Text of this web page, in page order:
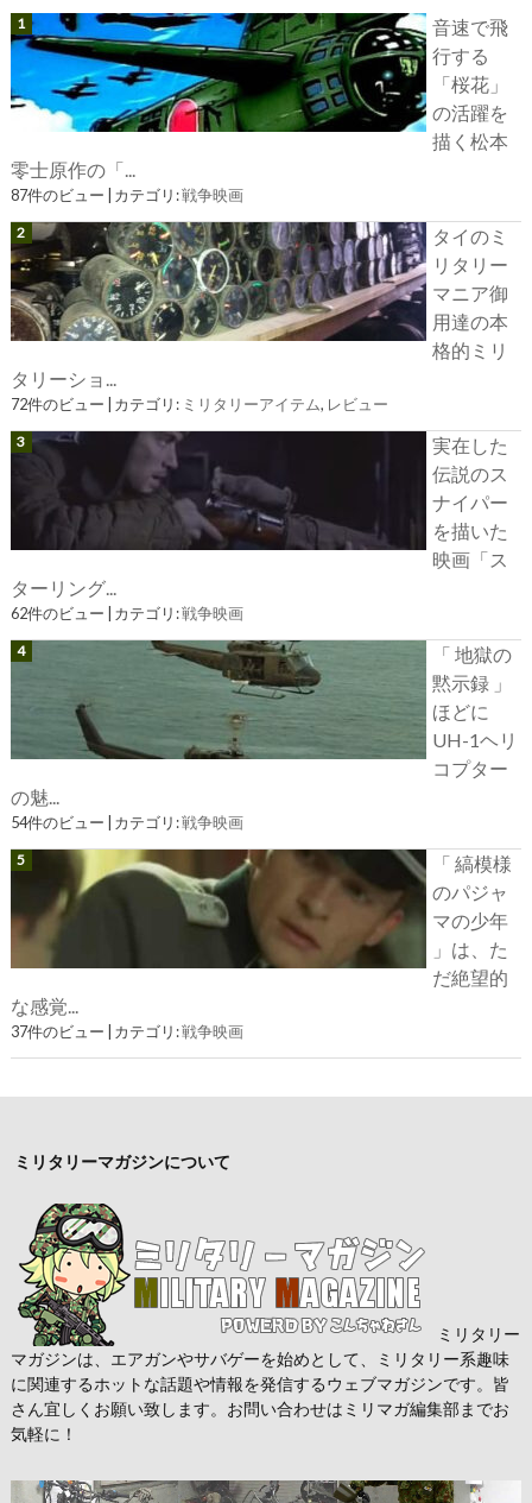
音速で飛
行する
「桜花」
の活躍を
描く松本
零士原作の「...
87件のビュー カテゴリ:戦争映画
タイのミ
リタリー
マニア御
用達の本
格的ミリ
タリーショ...
72件のビュー カテゴリ: ミリタリーアイテム, レビュー
実在した
伝説のス
ナイパー
を描いた
映画「ス
ターリング...
62件のビュー カテゴリ:戦争映画
「 地獄の
黙示録 」
ほどに
UH-1ヘリ
コプター
の魅...
54件のビュー カテゴリ:戦争映画
「 縞模様
のパジャ
マの少年
」は、た
だ絶望的
な感覚...
37件のビュー カテゴリ:戦争映画
ミリタリーマガジンについて
ミリタリー
マガジンは、エアガンやサバゲーを始めとして、ミリタリー系趣味
に関連するホットな話題や情報を発信するウェブマガジンです。皆
さん宜しくお願い致します。お問い合わせはミリマガ編集部までお
気軽に！